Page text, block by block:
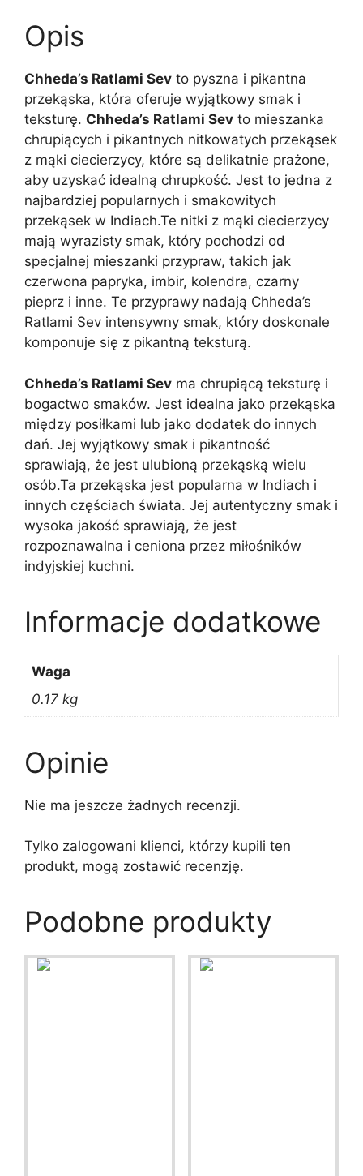
Opis
Chheda’s Ratlami Sev to pyszna i pikantna
przekąska, która oferuje wyjątkowy smak i
teksturę. Chheda’s Ratlami Sev to mieszanka
chrupiących i pikantnych nitkowatych przekąsek
z mąki ciecierzycy, które są delikatnie prażone,
aby uzyskać idealną chrupkość. Jest to jedna z
najbardziej popularnych i smakowitych
przekąsek w Indiach.Te nitki z mąki ciecierzycy
mają wyrazisty smak, który pochodzi od
specjalnej mieszanki przypraw, takich jak
czerwona papryka, imbir, kolendra, czarny
pieprz i inne. Te przyprawy nadają Chheda’s
Ratlami Sev intensywny smak, który doskonale
komponuje się z pikantną teksturą.
Chheda’s Ratlami Sev ma chrupiącą teksturę i
bogactwo smaków. Jest idealna jako przekąska
między posiłkami lub jako dodatek do innych
dań. Jej wyjątkowy smak i pikantność
sprawiają, że jest ulubioną przekąską wielu
osób.Ta przekąska jest popularna w Indiach i
innych częściach świata. Jej autentyczny smak i
wysoka jakość sprawiają, że jest
rozpoznawalna i ceniona przez miłośników
indyjskiej kuchni.
Informacje dodatkowe
Waga
0.17 kg
Opinie
Nie ma jeszcze żadnych recenzji.
Tylko zalogowani klienci, którzy kupili ten
produkt, mogą zostawić recenzję.
Podobne produkty